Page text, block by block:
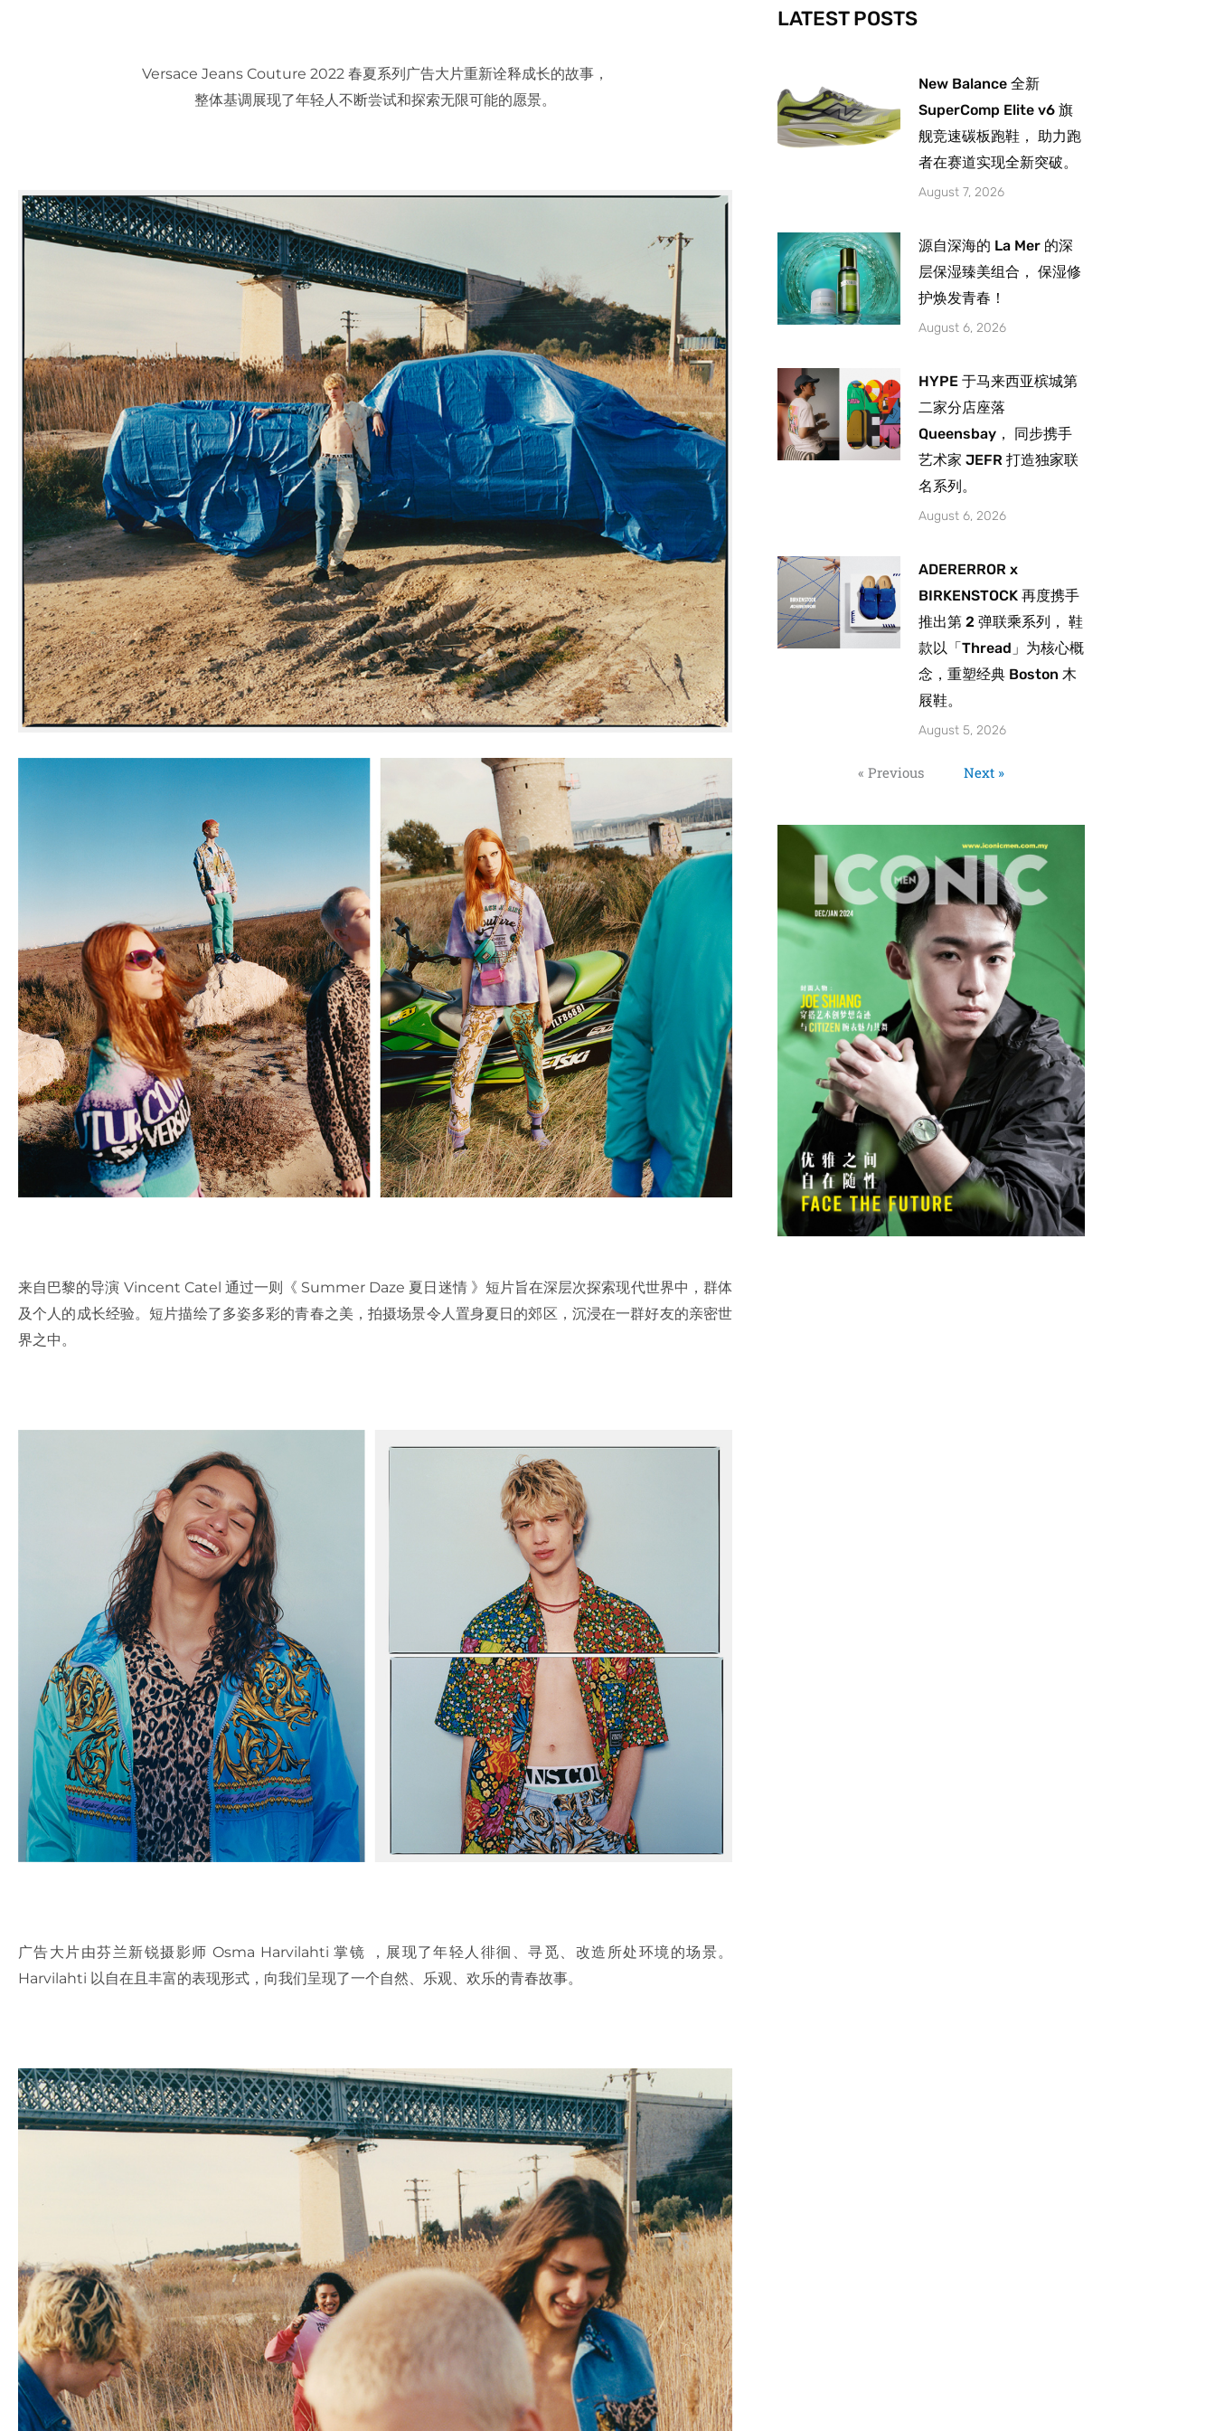
Versace Jeans Couture 2022 春夏系列广告大片重新诠释成长的故事，
整体基调展现了年轻人不断尝试和探索无限可能的愿景。
来自巴黎的导演 Vincent Catel 通过一则《 Summer Daze 夏日迷情 》短片旨在深层次探索现代世界中，群体
及个人的成长经验。短片描绘了多姿多彩的青春之美，拍摄场景令人置身夏日的郊区，沉浸在一群好友的亲密世
界之中。
广告大片由芬兰新锐摄影师 Osma Harvilahti 掌镜 ，展现了年轻人徘徊、寻觅、改造所处环境的场景。
Harvilahti 以自在且丰富的表现形式，向我们呈现了一个自然、乐观、欢乐的青春故事。
-
f
m
LATEST POSTS
New Balance 全新
SuperComp Elite v6 旗
舰竞速碳板跑鞋， 助力跑
者在赛道实现全新突破。
August 7, 2026
源自深海的 La Mer 的深
层保湿臻美组合， 保湿修
护焕发青春！
August 6, 2026
HYPE 于马来西亚槟城第
二家分店座落
Queensbay， 同步携手
艺术家 JEFR 打造独家联
名系列。
August 6, 2026
ADERERROR x
BIRKENSTOCK 再度携手
推出第 2 弹联乘系列， 鞋
款以「Thread」为核心概
念，重塑经典 Boston 木
屐鞋。
August 5, 2026
« Previous Next »